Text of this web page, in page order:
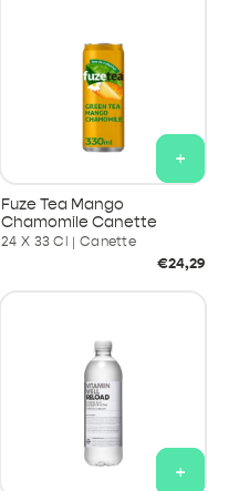
+
Fuze Tea Mango
Chamomile Canette
24 X 33 Cl | Canette
Prix
€24,29
+